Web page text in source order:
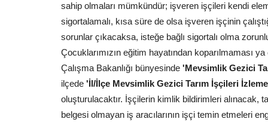
sahip olmaları mümkündür; işveren işçileri kendi
sigortalamalı, kısa süre de olsa işveren işçinin
sorunlar çıkacaksa, isteğe bağlı sigortalı olma
Çocuklarımızın eğitim hayatından koparılmaması
Çalışma Bakanlığı bünyesinde 'Mevsimlik Gezici
ilçede 'İl/İlçe Mevsimlik Gezici Tarım İşçileri
oluşturulacaktır. İşçilerin kimlik bildirimleri alınacak,
belgesi olmayan iş aracılarının işçi temin etmeleri